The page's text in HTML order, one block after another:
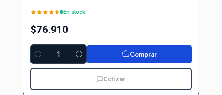
En stock
$76.910
Cantidad
Comprar
Cotizar